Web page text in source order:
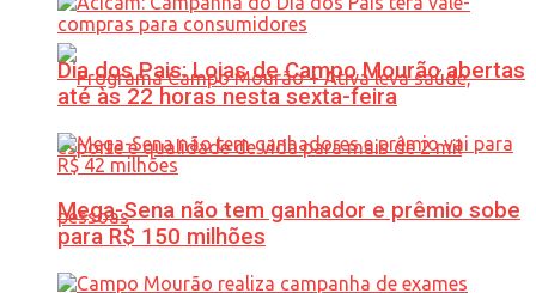
Dia dos Pais: Lojas de Campo Mourão abertas
até às 22 horas nesta sexta-feira
Mega-Sena não tem ganhador e prêmio sobe
para R$ 150 milhões